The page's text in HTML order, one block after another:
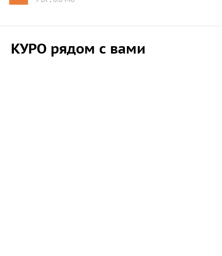
КУРО рядом с вами